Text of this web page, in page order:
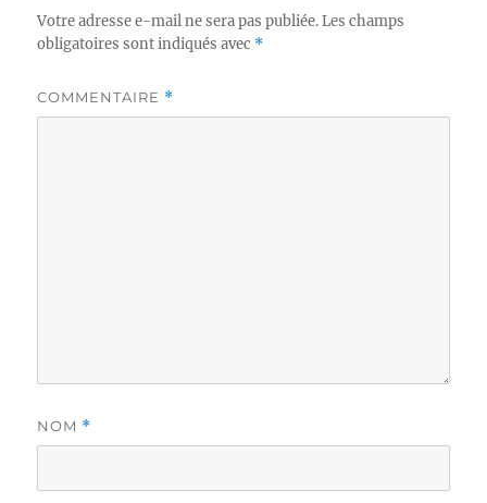
Votre adresse e-mail ne sera pas publiée. Les champs
obligatoires sont indiqués avec *
COMMENTAIRE *
NOM *